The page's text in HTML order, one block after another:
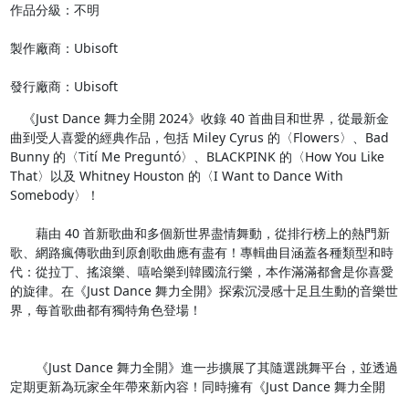
作品分級：不明
製作廠商：Ubisoft
發行廠商：Ubisoft
《Just Dance 舞力全開 2024》收錄 40 首曲目和世界，從最新金
曲到受人喜愛的經典作品，包括 Miley Cyrus 的〈Flowers〉、Bad
Bunny 的〈Tití Me Preguntó〉、BLACKPINK 的〈How You Like
That〉以及 Whitney Houston 的〈I Want to Dance With
Somebody〉！
藉由 40 首新歌曲和多個新世界盡情舞動，從排行榜上的熱門新
歌、網路瘋傳歌曲到原創歌曲應有盡有！專輯曲目涵蓋各種類型和時
代：從拉丁、搖滾樂、嘻哈樂到韓國流行樂，本作滿滿都會是你喜愛
的旋律。在《Just Dance 舞力全開》探索沉浸感十足且生動的音樂世
界，每首歌曲都有獨特角色登場！
《Just Dance 舞力全開》進一步擴展了其隨選跳舞平台，並透過
定期更新為玩家全年帶來新內容！同時擁有《Just Dance 舞力全開